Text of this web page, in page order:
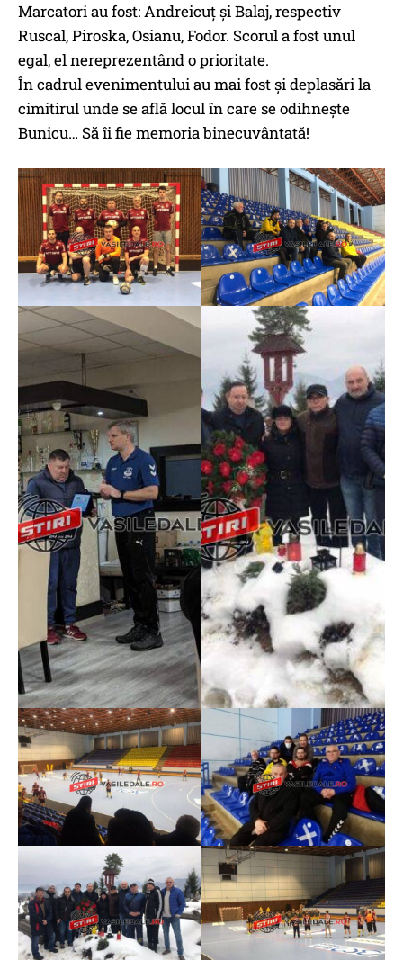
Marcatori au fost: Andreicuţ și Balaj, respectiv
Ruscal, Piroska, Osianu, Fodor. Scorul a fost unul
egal, el nereprezentând o prioritate.
În cadrul evenimentului au mai fost și deplasări la
cimitirul unde se află locul în care se odihnește
Bunicu… Să îi fie memoria binecuvântată!